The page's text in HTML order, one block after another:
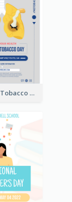
Global No Tobacco Day Poster